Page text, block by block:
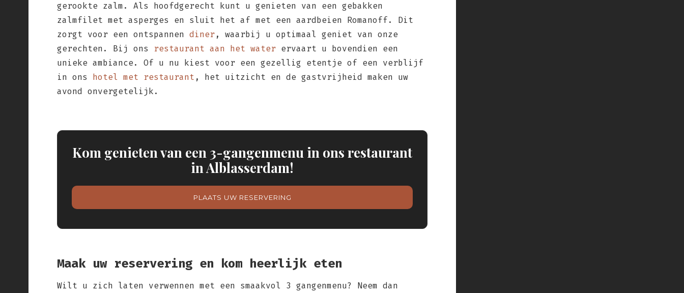
gerookte zalm. Als hoofdgerecht kunt u genieten van een gebakken
zalmfilet met asperges en sluit het af met een aardbeien Romanoff. Dit
zorgt voor een ontspannen diner , waarbij u optimaal geniet van onze
gerechten. Bij ons
restaurant aan het water ervaart u bovendien een
unieke ambiance. Of u nu kiest voor een gezellig etentje of een verblijf
in ons hotel met restaurant , het uitzicht en de gastvrijheid maken uw
avond onvergetelijk.
Kom genieten van een 3-gangenmenu in ons restaurant
in Alblasserdam!
PLAATS UW RESERVERING
Maak uw reservering en kom heerlijk eten
Wilt u zich laten verwennen met een smaakvol 3 gangenmenu? Neem dan